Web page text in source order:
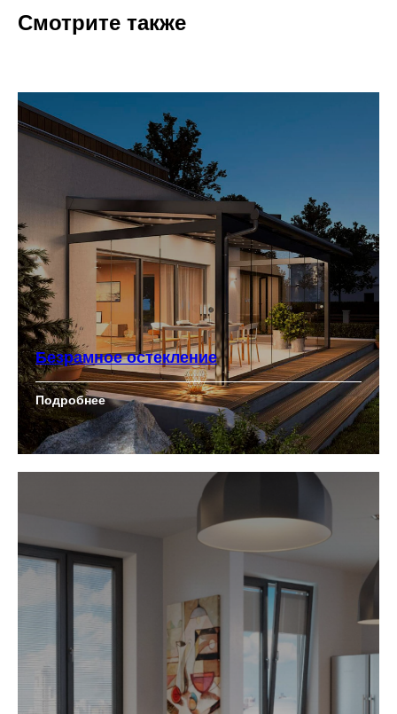
Смотрите также
Безрамное остекление
Подробнее